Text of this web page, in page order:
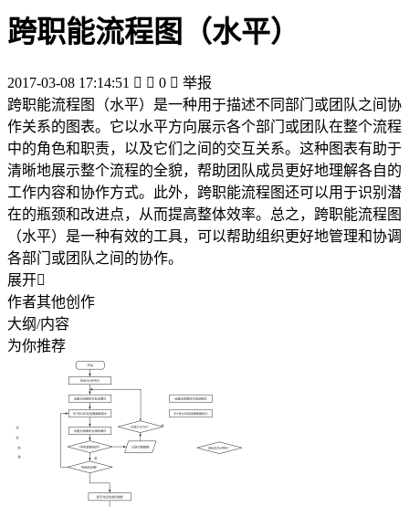
跨职能流程图（水平）
2017-03-08 17:14:51   0  举报
跨职能流程图（水平）是一种用于描述不同部门或团队之间协
作关系的图表。它以水平方向展示各个部门或团队在整个流程
中的角色和职责，以及它们之间的交互关系。这种图表有助于
清晰地展示整个流程的全貌，帮助团队成员更好地理解各自的
工作内容和协作方式。此外，跨职能流程图还可以用于识别潜
在的瓶颈和改进点，从而提高整体效率。总之，跨职能流程图
（水平）是一种有效的工具，可以帮助组织更好地管理和协调
各部门或团队之间的协作。
展开
作者其他创作
大纲/内容
为你推荐